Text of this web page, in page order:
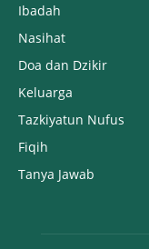
Ibadah
Nasihat
Doa dan Dzikir
Keluarga
Tazkiyatun Nufus
Fiqih
Tanya Jawab